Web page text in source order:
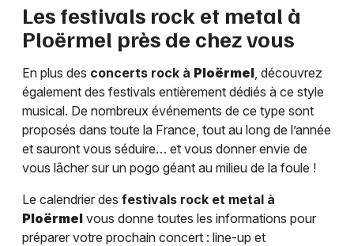
Les festivals rock et metal à
Ploërmel près de chez vous
En plus des concerts rock à Ploërmel, découvrez
également des festivals entièrement dédiés à ce style
musical. De nombreux événements de ce type sont
proposés dans toute la France, tout au long de l’année
et sauront vous séduire… et vous donner envie de
vous lâcher sur un pogo géant au milieu de la foule !
Le calendrier des festivals rock et metal à
Ploërmel vous donne toutes les informations pour
préparer votre prochain concert : line-up et